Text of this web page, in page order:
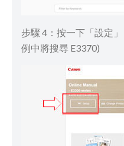
步驟 4：按一下「設定
例中將搜尋 E3370)